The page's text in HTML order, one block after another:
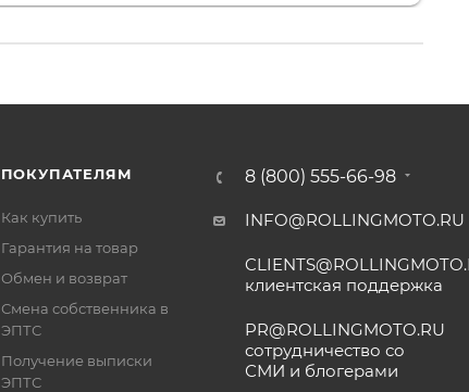
ПОКУПАТЕЛЯМ
Как купить
Гарантия на товар
Обмен и возврат
Смена собственника в
ЭПТС
Получение выписки
ЭПТС
8 (800) 555-66-98
INFO@ROLLINGMOTO.RU
клиентская поддержка
PR@ROLLINGMOTO.RU
сотрудничество со
СМИ и блогерами